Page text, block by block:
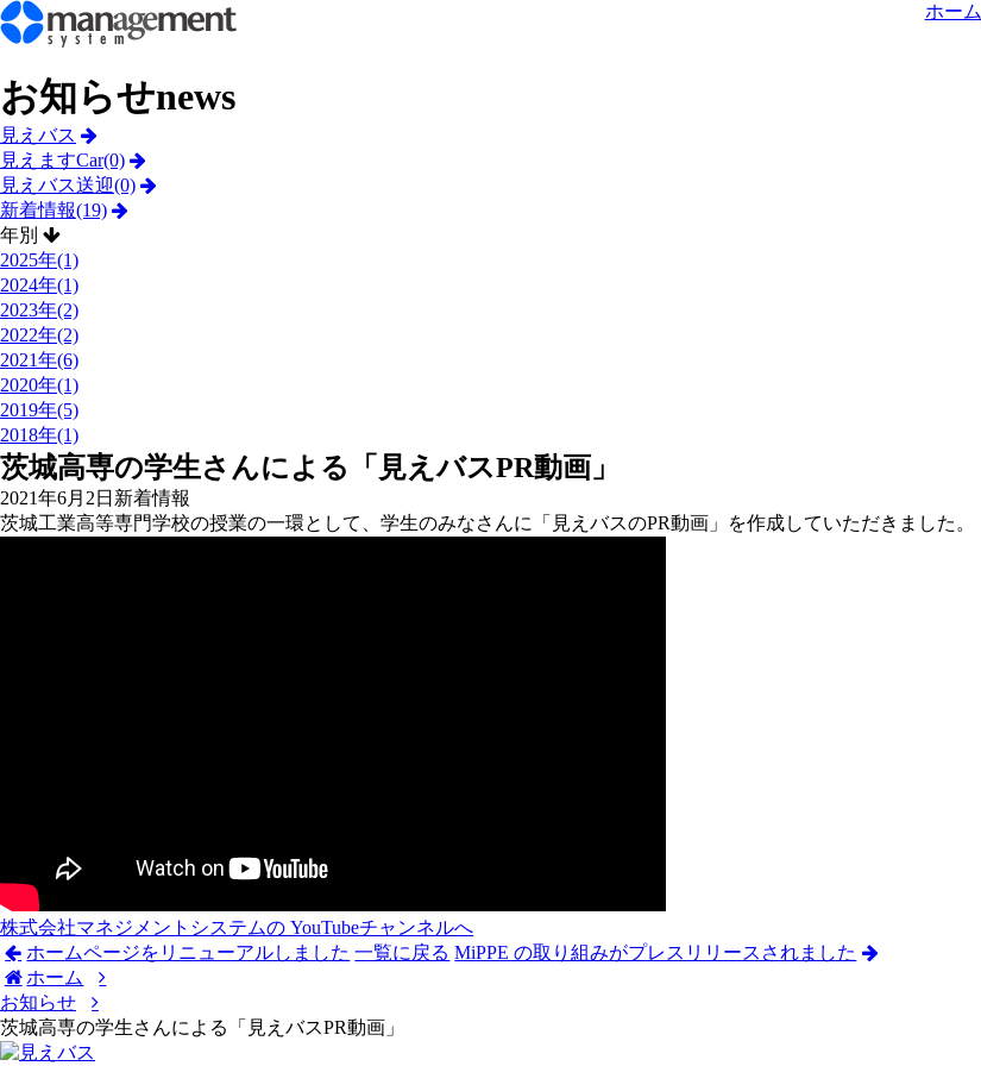
ホーム
お知らせnews
見えバス
見えますCar(0)
見えバス送迎(0)
新着情報(19)
年別
2025年(1)
2024年(1)
2023年(2)
2022年(2)
2021年(6)
2020年(1)
2019年(5)
2018年(1)
茨城高専の学生さんによる「見えバスPR動画」
2021年6月2日 新着情報
茨城工業高等専門学校の授業の一環として、学生のみなさんに「見えバスのPR動画」を作成していただきました。
株式会社マネジメントシステムの YouTubeチャンネルへ
ホームページをリニューアルしました 一覧に戻る MiPPE の取り組みがプレスリリースされました
ホーム
お知らせ
茨城高専の学生さんによる「見えバスPR動画」